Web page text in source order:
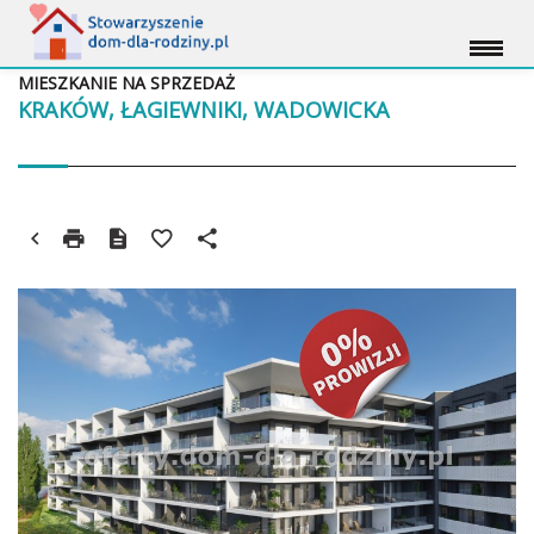
KRAKÓW, ŁAGIEWNIKI, WADOWICKA
MIESZKANIE NA SPRZEDAŻ